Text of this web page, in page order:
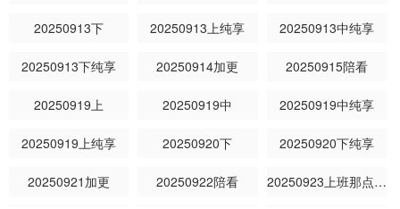
20250913下 20250913上纯享 20250913中纯享
20250913下纯享 20250914加更 20250915陪看
20250919上 20250919中 20250919中纯享
20250919上纯享 20250920下 20250920下纯享
20250921加更 20250922陪看 20250923上班那点事儿